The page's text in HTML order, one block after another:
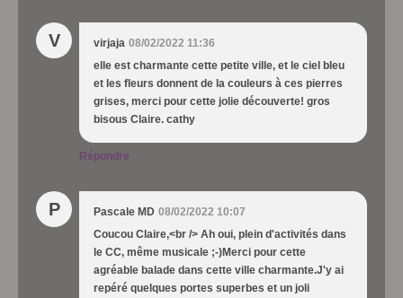
V virjaja 08/02/2022 11:36
elle est charmante cette petite ville, et le ciel bleu
et les fleurs donnent de la couleurs à ces pierres
grises, merci pour cette jolie découverte! gros
bisous Claire. cathy
Répondre
P Pascale MD 08/02/2022 10:07
Coucou Claire,<br /> Ah oui, plein d'activités dans
le CC, même musicale ;-)Merci pour cette
agréable balade dans cette ville charmante.J'y ai
repéré quelques portes superbes et un joli